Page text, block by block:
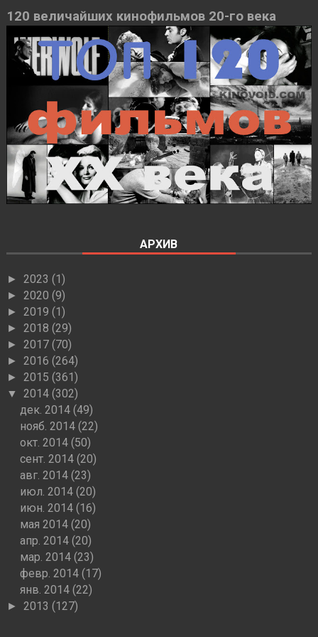
120 величайших кинофильмов 20-го века
АРХИВ
► 2023 (1)
► 2020 (9)
► 2019 (1)
► 2018 (29)
► 2017 (70)
► 2016 (264)
► 2015 (361)
▼ 2014 (302)
дек. 2014(49)
нояб. 2014(22)
окт. 2014(50)
сент. 2014(20)
авг. 2014(23)
июл. 2014(20)
июн. 2014(16)
мая 2014(20)
апр. 2014(20)
мар. 2014(23)
февр. 2014(17)
янв. 2014(22)
► 2013 (127)